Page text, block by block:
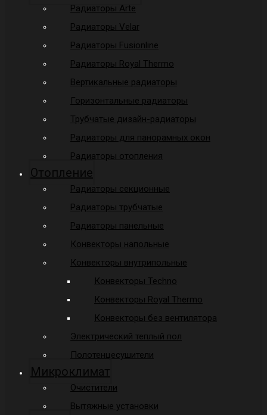
Радиаторы Arte
Радиаторы Velar
Радиаторы Fusionline
Радиаторы Royal Thermo
Вертикальные радиаторы
Горизонтальные радиаторы
Трубчатые дизайн-радиаторы
Радиаторы для панорамных окон
Радиаторы отопления
Отопление
Радиаторы секционные
Радиаторы трубчатые
Радиаторы панельные
Конвекторы напольные
Конвекторы внутрипольные
Конвекторы Techno
Конвекторы Royal Thermo
Конвекторы без вентилятора
Электрический теплый пол
Полотенцесушители
Микроклимат
Очистители
Вытяжные установки